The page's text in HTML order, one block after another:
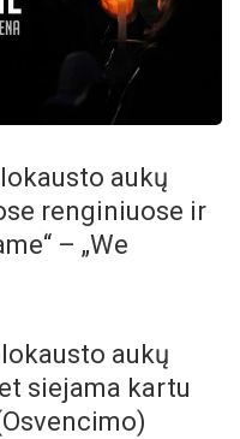
aukų
renginiuose ir
– „We
aukų
siejama kartu